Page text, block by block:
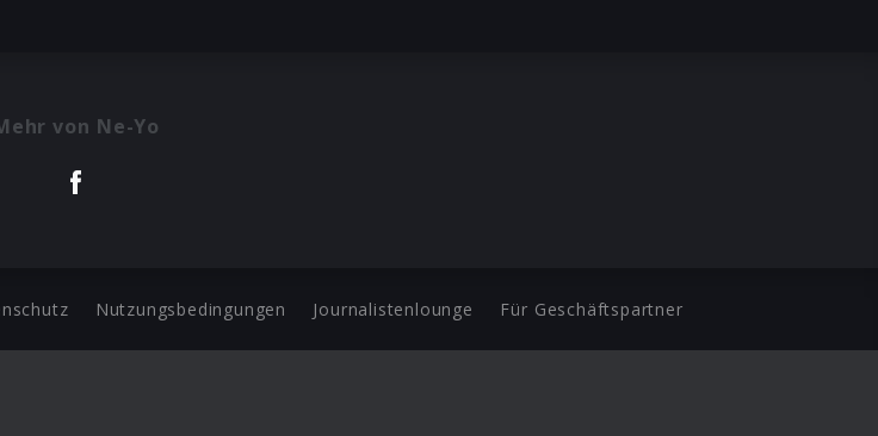
von Ne-Yo
Nutzungsbedingungen Journalistenlounge Für Geschäftspartner